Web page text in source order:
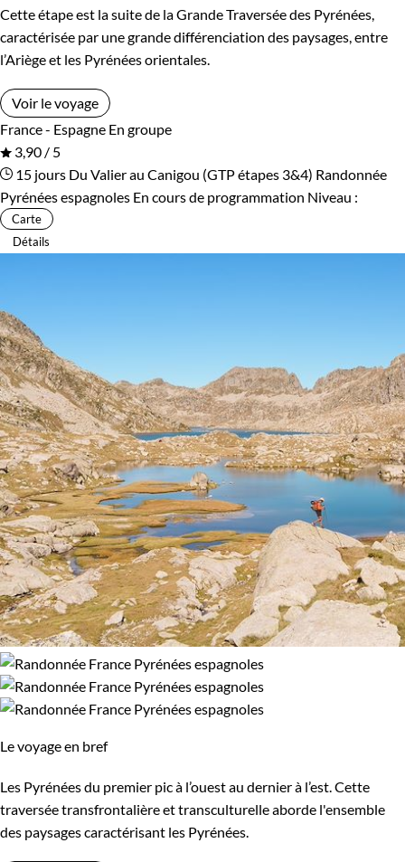
Cette étape est la suite de la Grande Traversée des Pyrénées,
caractérisée par une grande différenciation des paysages, entre
l’Ariège et les Pyrénées orientales.
Voir le voyage
France - Espagne En groupe
3,90 / 5
15 jours Du Valier au Canigou (GTP étapes 3&4) Randonnée
Pyrénées espagnoles En cours de programmation Niveau :
Carte
Détails
Le voyage en bref
Les Pyrénées du premier pic à l’ouest au dernier à l’est. Cette
traversée transfrontalière et transculturelle aborde l'ensemble
des paysages caractérisant les Pyrénées.